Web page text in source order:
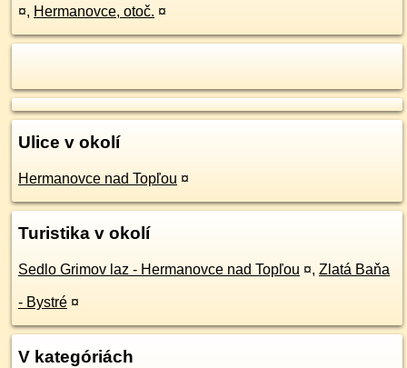
¤, Hermanovce, otoč. ¤
Ulice v okolí
Hermanovce nad Topľou ¤
Turistika v okolí
Sedlo Grimov laz - Hermanovce nad Topľou ¤, Zlatá Baňa
- Bystré ¤
V kategóriách